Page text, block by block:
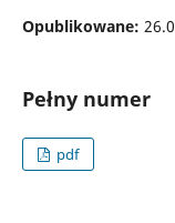
Opublikowane:
Pełny numer
pdf